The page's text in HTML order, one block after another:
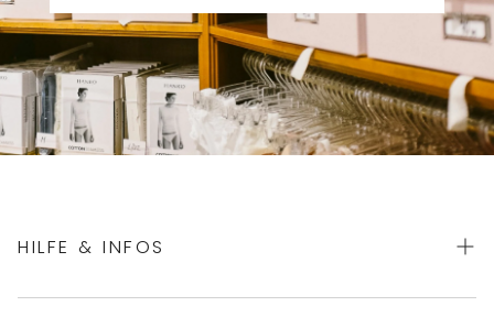
HILFE & INFOS